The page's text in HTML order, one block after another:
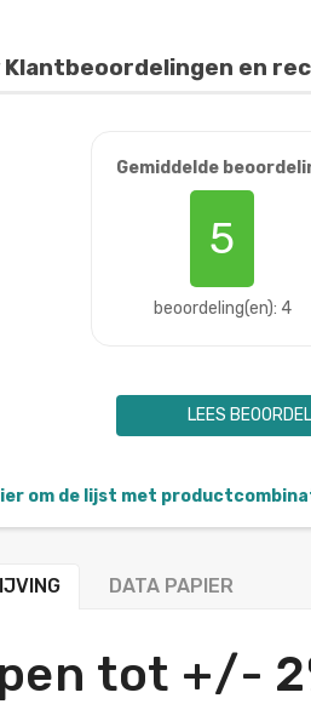
Klantbeoordelingen en
Gemiddelde
5
beoordeling(en): 4
LEES
om de lijst met
DATA PAPIER
tot +/-